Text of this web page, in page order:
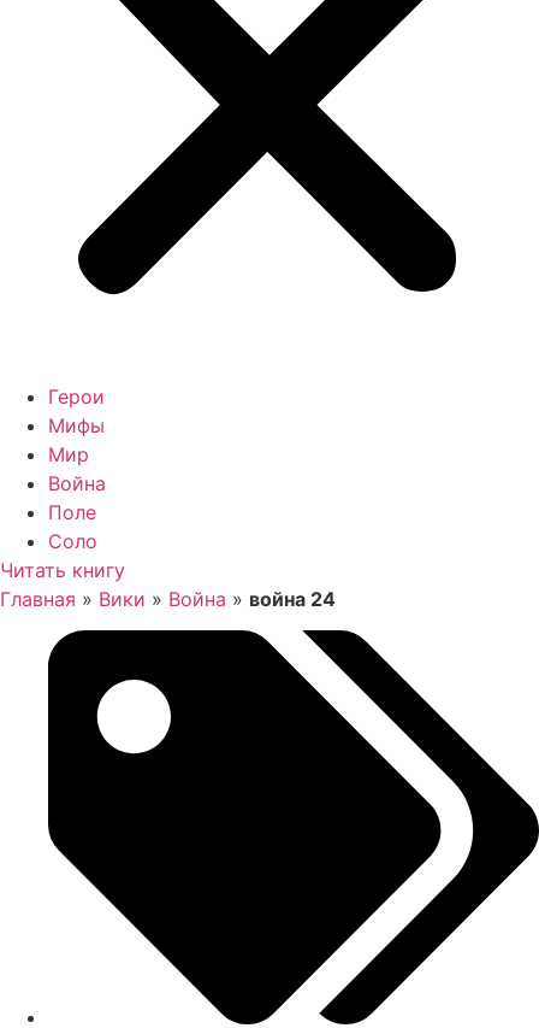
Герои
Мифы
Мир
Война
Поле
Соло
Читать книгу
Главная » Вики » Война » война 24